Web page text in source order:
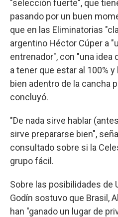
"selección fuerte", que
pasando por un buen
que en las Eliminatorias
argentino Héctor Cúper a
entrenador", con "una idea
a tener que estar al 100%
bien adentro de la cancha
concluyó.
"De nada sirve hablar
sirve prepararse bien",
consultado sobre si la
grupo fácil.
Sobre las posibilidades de
Godín sostuvo que Brasil,
han "ganado un lugar de